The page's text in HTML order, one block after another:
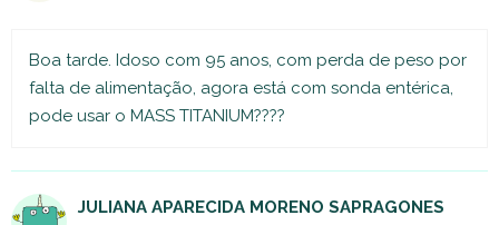
Boa tarde. Idoso com 95 anos, com perda de peso por
falta de alimentação, agora está com sonda entérica,
pode usar o MASS TITANIUM????
JULIANA APARECIDA MORENO SAPRAGONES